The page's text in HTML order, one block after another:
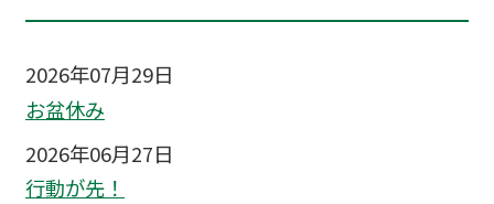
2026年07月29日
お盆休み
2026年06月27日
行動が先！